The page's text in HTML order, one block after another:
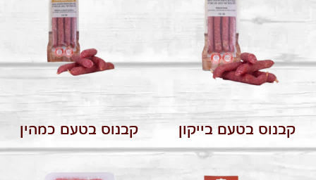
קבנוס בטעם בייקון קבנוס בטעם כמהין